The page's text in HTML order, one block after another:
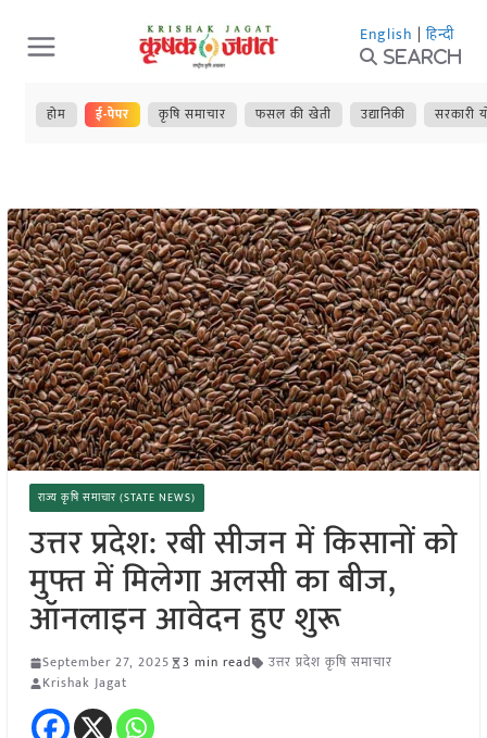
Skip
to
content
English | हिन्दी
Search
होम ई-पेपर कृषि समाचार फसल की खेती उद्यानिकी सरकारी
राज्य कृषि समाचार (STATE NEWS)
उत्तर प्रदेश: रबी सीजन में किसानों को
मुफ्त में मिलेगा अलसी का बीज,
ऑनलाइन आवेदन हुए शुरू
September 27, 2025 3 min read
उत्तर प्रदेश कृषि समाचार
Krishak Jagat